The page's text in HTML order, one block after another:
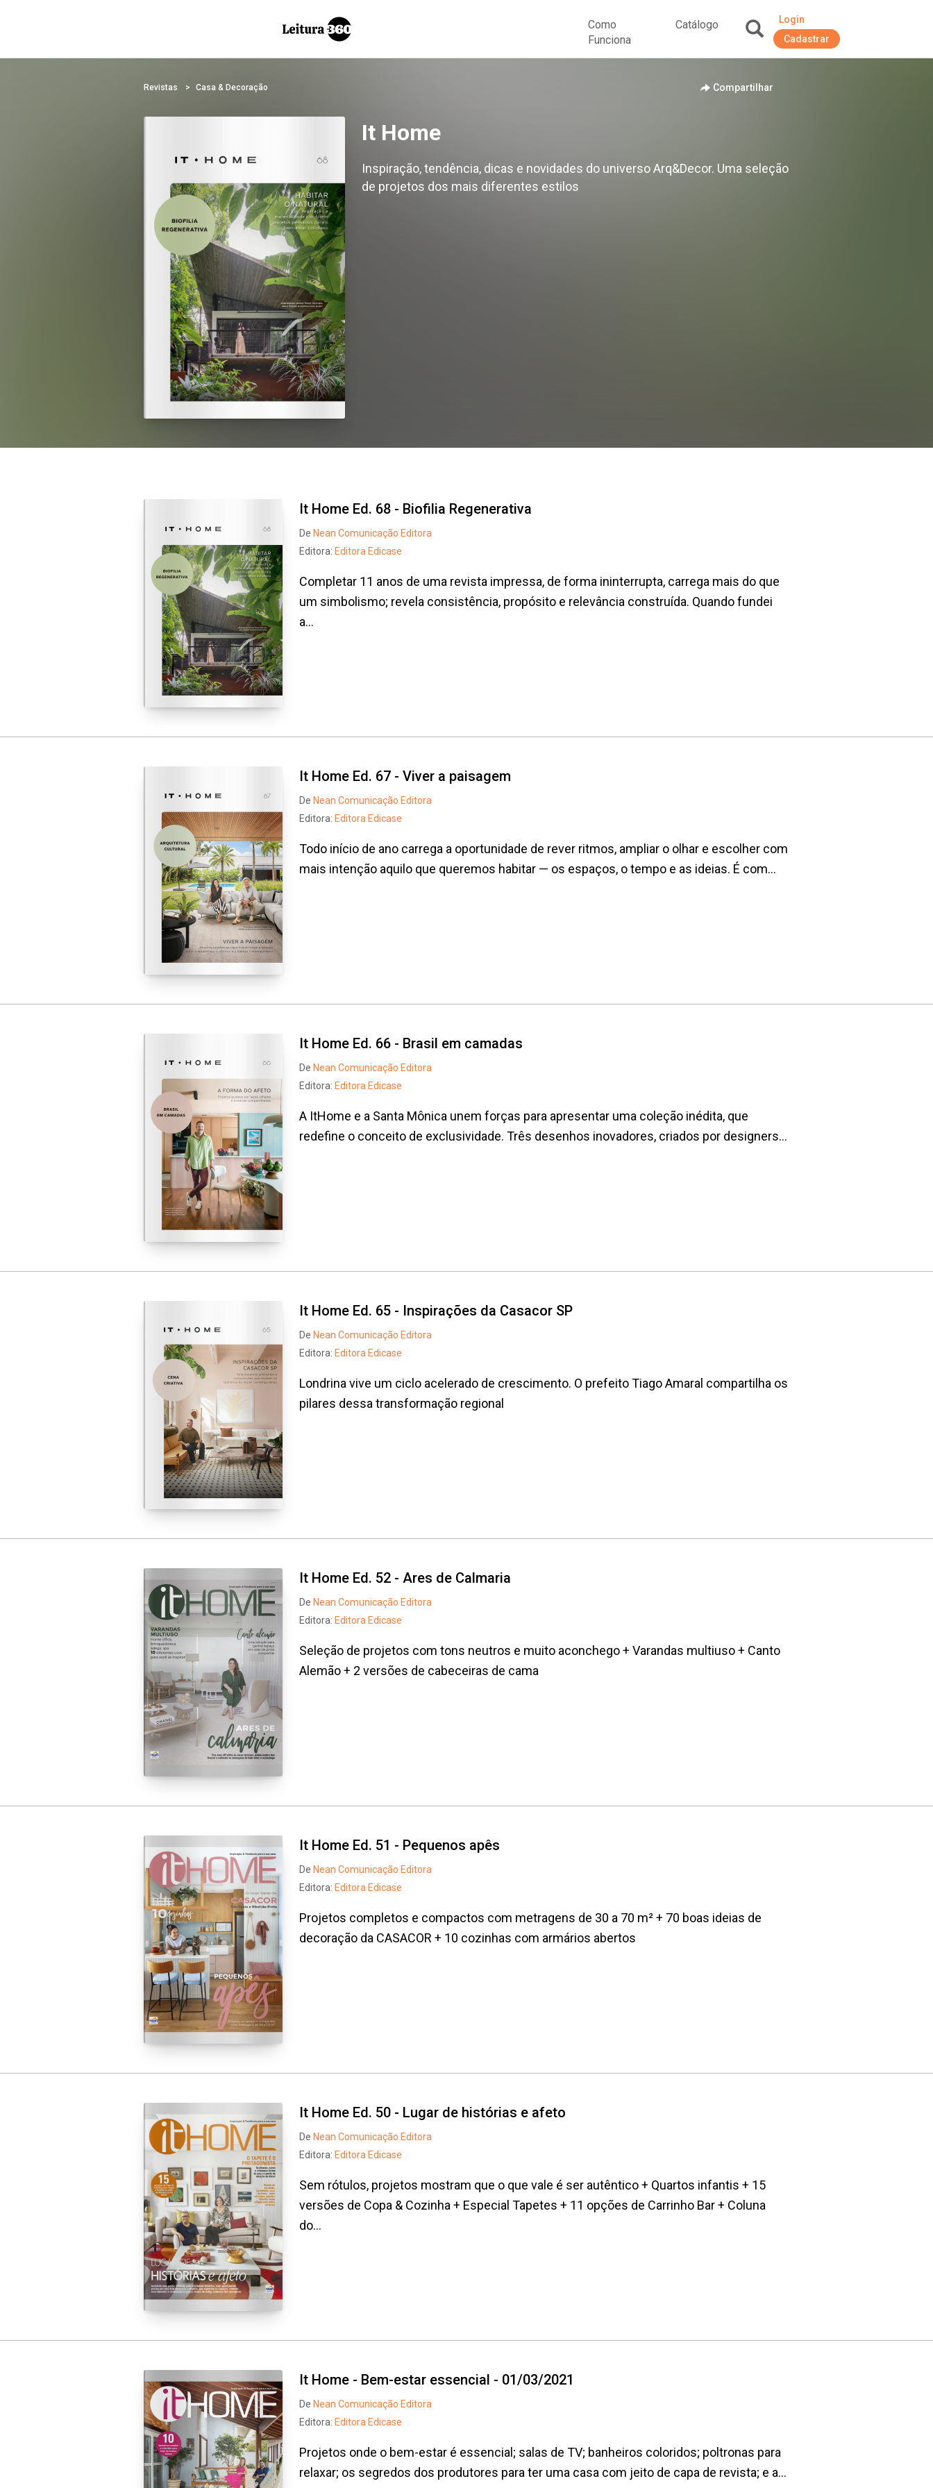
Como
Funciona
Catálogo
Login
Cadastrar
Revistas Casa & Decoração Compartilhar
It Home
Inspiração, tendência, dicas e novidades do universo Arq&Decor. Uma seleção
de projetos dos mais diferentes estilos
It Home Ed. 68 - Biofilia Regenerativa
De Nean Comunicação Editora
Editora: Editora Edicase
Completar 11 anos de uma revista impressa, de forma ininterrupta, carrega mais do que
um simbolismo; revela consistência, propósito e relevância construída. Quando fundei
a...
It Home Ed. 67 - Viver a paisagem
De Nean Comunicação Editora
Editora: Editora Edicase
Todo início de ano carrega a oportunidade de rever ritmos, ampliar o olhar e escolher com
mais intenção aquilo que queremos habitar — os espaços, o tempo e as ideias. É com...
It Home Ed. 66 - Brasil em camadas
De Nean Comunicação Editora
Editora: Editora Edicase
A ItHome e a Santa Mônica unem forças para apresentar uma coleção inédita, que
redefine o conceito de exclusividade. Três desenhos inovadores, criados por designers...
It Home Ed. 65 - Inspirações da Casacor SP
De Nean Comunicação Editora
Editora: Editora Edicase
Londrina vive um ciclo acelerado de crescimento. O prefeito Tiago Amaral compartilha os
pilares dessa transformação regional
It Home Ed. 52 - Ares de Calmaria
De Nean Comunicação Editora
Editora: Editora Edicase
Seleção de projetos com tons neutros e muito aconchego + Varandas multiuso + Canto
Alemão + 2 versões de cabeceiras de cama
It Home Ed. 51 - Pequenos apês
De Nean Comunicação Editora
Editora: Editora Edicase
Projetos completos e compactos com metragens de 30 a 70 m² + 70 boas ideias de
decoração da CASACOR + 10 cozinhas com armários abertos
It Home Ed. 50 - Lugar de histórias e afeto
De Nean Comunicação Editora
Editora: Editora Edicase
Sem rótulos, projetos mostram que o que vale é ser autêntico + Quartos infantis + 15
versões de Copa & Cozinha + Especial Tapetes + 11 opções de Carrinho Bar + Coluna
do...
It Home - Bem-estar essencial - 01/03/2021
De Nean Comunicação Editora
Editora: Editora Edicase
Projetos onde o bem-estar é essencial; salas de TV; banheiros coloridos; poltronas para
relaxar; os segredos dos produtores para ter uma casa com jeito de capa de revista; e a...